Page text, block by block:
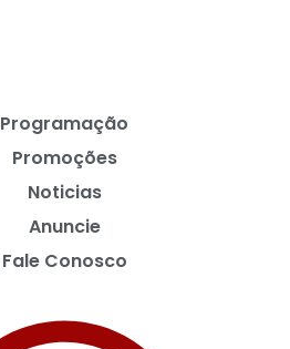
Programação
Promoções
Noticias
Anuncie
Fale Conosco